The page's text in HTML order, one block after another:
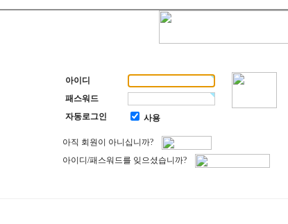
아이디
패스워드
자동로그인
사용
아직 회원이 아니십니까?
아이디/패스워드를 잊으셨습니까?